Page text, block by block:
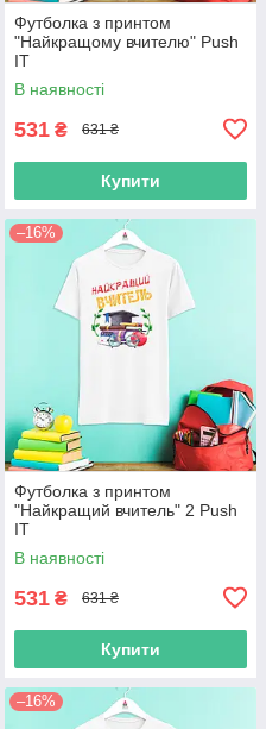
Футболка з принтом
"Найкращому вчителю" Push
IT
В наявності
531 ₴ 631 ₴
Купити
–16%
Футболка з принтом
"Найкращий вчитель" 2 Push
IT
В наявності
531 ₴ 631 ₴
Купити
–16%